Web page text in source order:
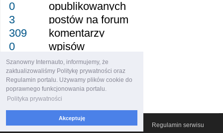
Szanowny Internauto, informujemy, że
zaktualizowaliśmy Politykę prywatności oraz
Regulamin portalu. Używamy plików cookie do
poprawnego funkcjonowania portalu.
Polityka prywatności
Akceptuję
0
opublikowanych
3
postów na forum
309
komentarzy
0
wpisów
0
obserwujący
0
obserwowany
0
grup
0
osiągnięcie
© 2007-2026 Włocławski Portal informacyjny Regulamin serwisu